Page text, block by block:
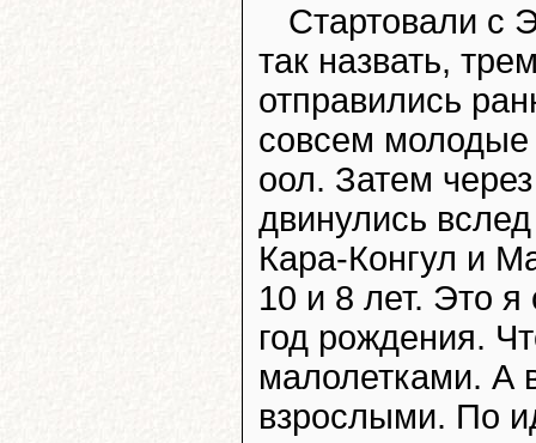
Стартовали с
так назвать,
отправились
совсем
оол. Затем
двинулись
Кара-Конгул и
10 и 8 лет. Это я
год рождения.
малолетками. А
взрослыми. По